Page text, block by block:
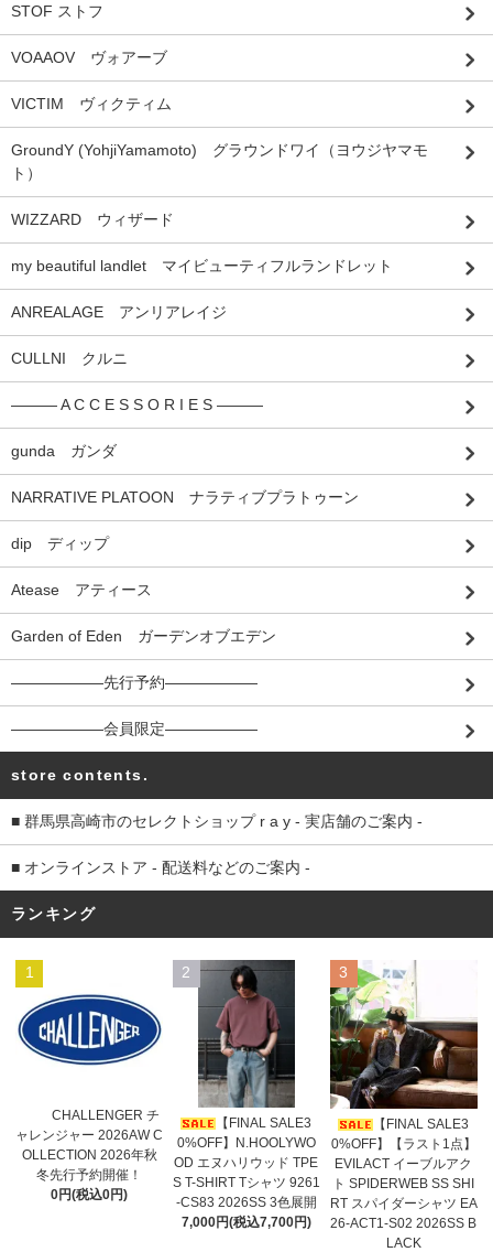
STOF ストフ
VOAAOV ヴォアーブ
VICTIM ヴィクティム
GroundY (YohjiYamamoto) グラウンドワイ（ヨウジヤマモ
ト）
WIZZARD ウィザード
my beautiful landlet マイビューティフルランドレット
ANREALAGE アンリアレイジ
CULLNI クルニ
――― A C C E S S O R I E S ―――
gunda ガンダ
NARRATIVE PLATOON ナラティブプラトゥーン
dip ディップ
Atease アティース
Garden of Eden ガーデンオブエデン
――――――先行予約――――――
――――――会員限定――――――
store contents.
■ 群馬県高崎市のセレクトショップ r a y - 実店舗のご案内 -
■ オンラインストア - 配送料などのご案内 -
ランキング
1
CHALLENGER チ
ャレンジャー 2026AW C
OLLECTION 2026年秋
冬先行予約開催！
0円(税込0円)
2
【FINAL SALE3
0%OFF】N.HOOLYWO
OD エヌハリウッド TPE
S T-SHIRT Tシャツ 9261
-CS83 2026SS 3色展開
7,000円(税込7,700円)
3
【FINAL SALE3
0%OFF】【ラスト1点】
EVILACT イーブルアク
ト SPIDERWEB SS SHI
RT スパイダーシャツ EA
26-ACT1-S02 2026SS B
LACK